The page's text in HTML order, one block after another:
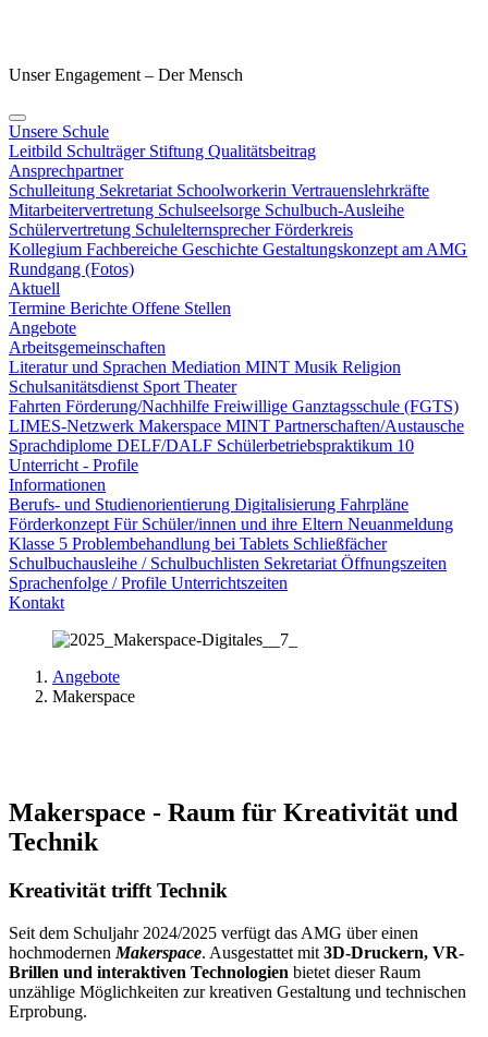
Unser Engagement – Der Mensch
Unsere Schule
Leitbild Schulträger Stiftung Qualitätsbeitrag
Ansprechpartner
Schulleitung Sekretariat Schoolworkerin Vertrauenslehrkräfte
Mitarbeitervertretung Schulseelsorge Schulbuch-Ausleihe
Schülervertretung SchulelternsprecherFörderkreis
Kollegium Fachbereiche Geschichte Gestaltungskonzept am AMG
Rundgang (Fotos)
Aktuell
Termine Berichte Offene Stellen
Angebote
Arbeitsgemeinschaften
Literatur und Sprachen Mediation MINT Musik Religion
Schulsanitätsdienst Sport Theater
Fahrten Förderung/Nachhilfe Freiwillige Ganztagsschule (FGTS)
LIMES-Netzwerk Makerspace MINT Partnerschaften/Austausche
Sprachdiplome DELF/DALF Schülerbetriebspraktikum 10
Unterricht - Profile
Informationen
Berufs- und Studienorientierung Digitalisierung Fahrpläne
Förderkonzept Für Schüler/innen und ihre Eltern Neuanmeldung
Klasse 5 Problembehandlung bei Tablets Schließfächer
Schulbuchausleihe / Schulbuchlisten Sekretariat Öffnungszeiten
Sprachenfolge / Profile Unterrichtszeiten
Kontakt
Angebote
Makerspace
Makerspace - Raum für Kreativität und
Technik
Kreativität trifft Technik
Seit dem Schuljahr 2024/2025 verfügt das AMG über einen
hochmodernen Makerspace. Ausgestattet mit 3D-Druckern, VR-
Brillen und interaktiven Technologien bietet dieser Raum
unzählige Möglichkeiten zur kreativen Gestaltung und technischen
Erprobung.